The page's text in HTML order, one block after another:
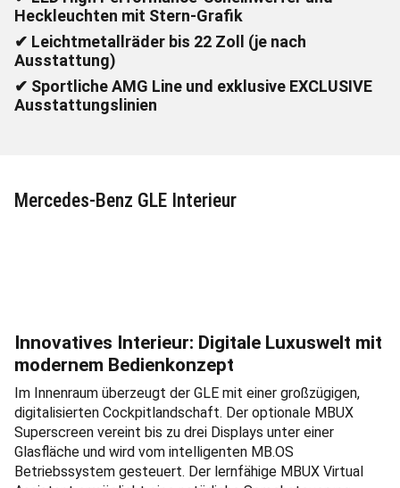
✔ LED High Performance-Scheinwerfer und
Heckleuchten mit Stern-Grafik
✔ Leichtmetallräder bis 22 Zoll (je nach
Ausstattung)
Innovatives Interieur: Digitale Luxuswelt mit
modernem Bedienkonzept
Im Innenraum überzeugt der GLE mit einer großzügigen,
digitalisierten Cockpitlandschaft. Der optionale MBUX
Superscreen vereint bis zu drei Displays unter einer